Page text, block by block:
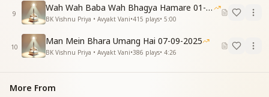
हीरे तुल्य ये जयंती है मिलकर हम मना रहे
9
Wah Wah Baba Wah Bhagya Hamare 01-02-2026
BK Vishnu Priya • Avyakt Vani•415 plays• 5:00
10
Man Mein Bhara Umang Hai 07-09-2025
BK Vishnu Priya • Avyakt Vani•386 plays• 4:26
More From